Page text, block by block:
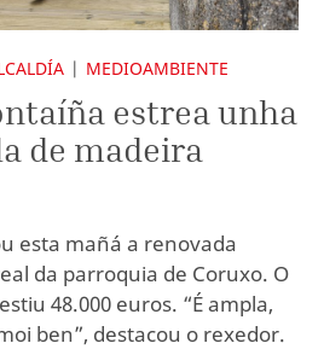
MEDIOAMBIENTE
estrea unha
de madeira
esta mañá a renovada
da parroquia de Coruxo. O
48.000 euros. “É ampla,
ben”, destacou o rexedor.